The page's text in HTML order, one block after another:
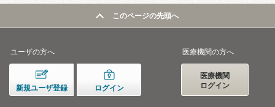
このページの先頭へ
ユーザの方へ
新規ユーザ登録 ログイン
医療機関の方へ
医療機関
ログイン